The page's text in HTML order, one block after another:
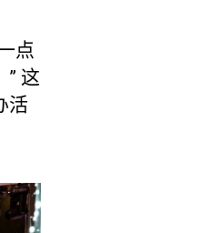
点
” 这
活